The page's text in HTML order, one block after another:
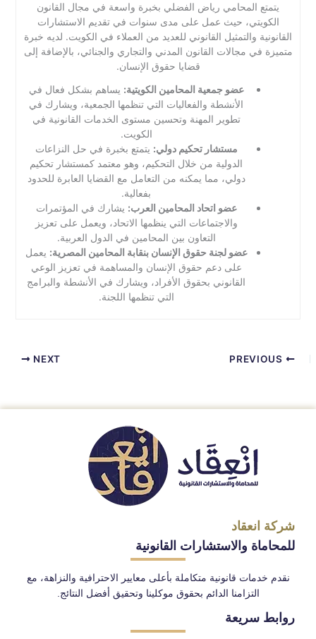
يتمتع المحامي رياض الفضلي بخبرة واسعة في مجال القانون
الكويتي، حيث عمل على مدى سنوات في تقديم الاستشارات
القانونية والتمثيل القانوني للعديد من العملاء في الكويت. لديه خبرة
متميزة في مجالات القانون المدني والتجاري والجنائي، بالإضافة إلى
قضايا حقوق الإنسان.
عضو جمعية المحامين الكويتية: يساهم بشكل فعال في
الأنشطة والفعاليات التي تنظمها الجمعية، ويشارك في
تطوير المهنة وتحسين مستوى الخدمات القانونية في
الكويت.
مستشار تحكيم دولي: يتمتع بخبرة في حل النزاعات
الدولية من خلال التحكيم، وهو معتمد كمستشار تحكيم
دولي، مما يمكنه من التعامل مع القضايا العابرة للحدود
بفعالية.
عضو اتحاد المحامين العرب: يشارك في المؤتمرات
والاجتماعات التي ينظمها الاتحاد، ويعمل على تعزيز
التعاون بين المحامين في الدول العربية.
عضو لجنة حقوق الإنسان بنقابة المحامين المصرية: يعمل
على دعم حقوق الإنسان والمساهمة في تعزيز الوعي
القانوني بحقوق الأفراد، ويشارك في الأنشطة والبرامج
التي تنظمها اللجنة.
NEXT
شركة انعقاد
للمحاماة والاستشارات القانونية
نقدم خدمات قانونية متكاملة بأعلى معايير الاحترافية والنزاهة، مع
التزامنا الدائم بحقوق موكلينا وتحقيق أفضل النتائج.
روابط سريعة